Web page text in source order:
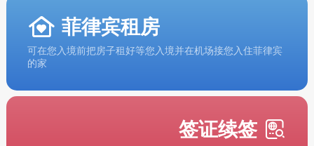
菲律宾租房
可在您入境前把房子租好等您入境并在机场接您入住菲律宾
的家
签证续签